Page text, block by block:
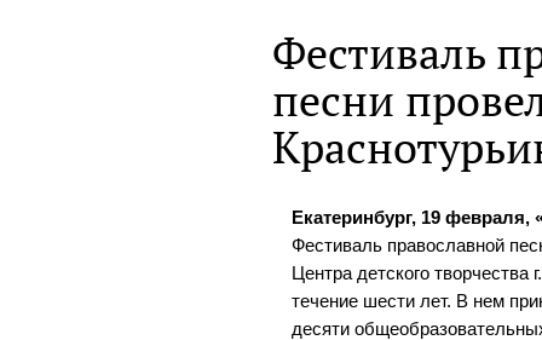
Фестиваль
песни
Екатеринбург, 19 февраля,
Фестиваль православной
Центра детского творчества
течение шести лет. В нем
десяти